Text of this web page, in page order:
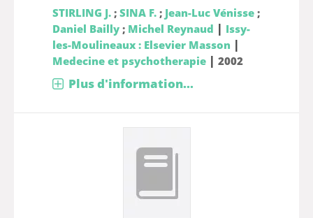
STIRLING J.; SINA F.; Jean-Luc Vénisse;
Daniel Bailly; Michel Reynaud | Issy-
les-Moulineaux : Elsevier Masson |
Medecine et psychotherapie| 2002
Plus d'information...